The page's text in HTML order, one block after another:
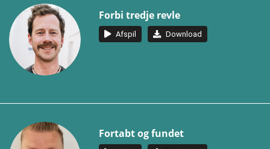
Forbi tredje revle
Afspil Download
Fortabt og fundet